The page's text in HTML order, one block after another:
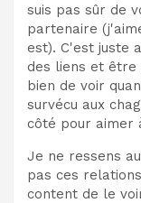
suis pas sûr de
partenaire
est). C'est juste
des liens et être
bien de voir
survécu aux
côté pour aimer
Je ne ressens
pas ces
content de le